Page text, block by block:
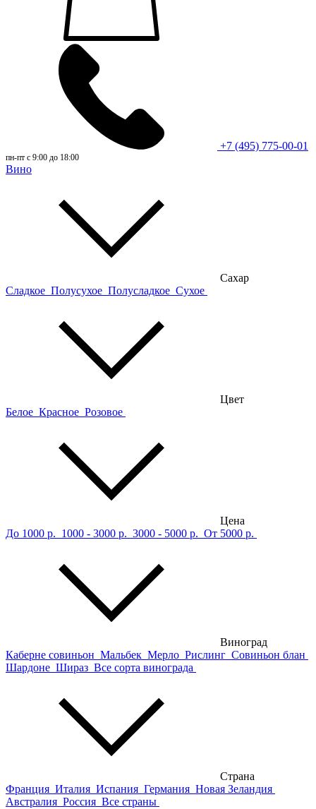
+7 (495) 775-00-01
пн-пт с 9:00 до 18:00
Вино
Сахар
Сладкое Полусухое Полусладкое Сухое
Цвет
Белое Красное Розовое
Цена
До 1000 р. 1000 - 3000 р. 3000 - 5000 р. От 5000 р.
Виноград
Каберне совиньон Мальбек Мерло Рислинг Совиньон блан
Шардоне Шираз Все сорта винограда
Страна
Франция Италия Испания Германия Новая Зеландия
Австралия Россия Все страны